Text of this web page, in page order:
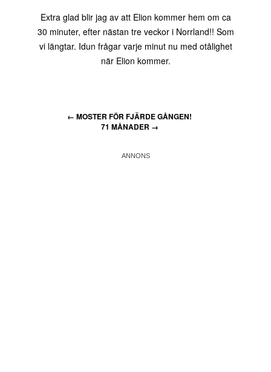
Extra glad blir jag av att Elion kommer hem om ca
30 minuter, efter nästan tre veckor i Norrland!! Som
vi längtar. Idun frågar varje minut nu med otålighet
när Elion kommer.
← MOSTER FÖR FJÄRDE GÅNGEN!
71 MÅNADER →